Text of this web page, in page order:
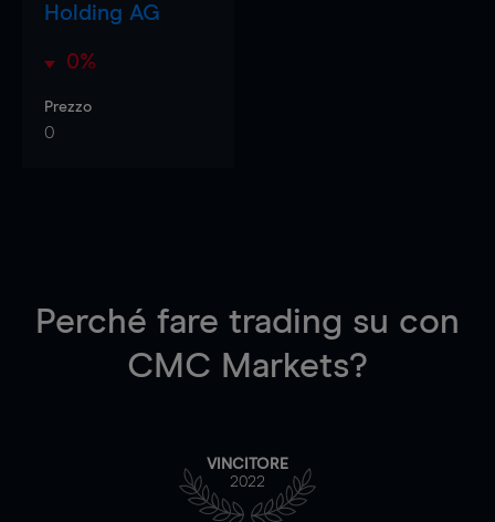
Holding AG
0%
Prezzo
0
Perché fare trading su con
CMC Markets?
VINCITORE
2022